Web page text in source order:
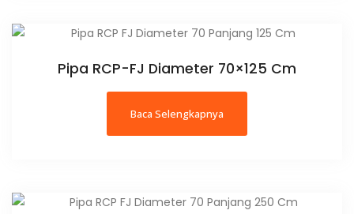
Pipa RCP-FJ Diameter 70×125 Cm
Baca Selengkapnya